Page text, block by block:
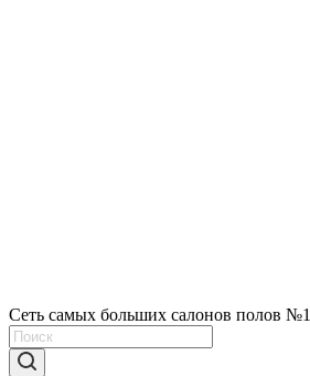
Сеть самых больших салонов полов